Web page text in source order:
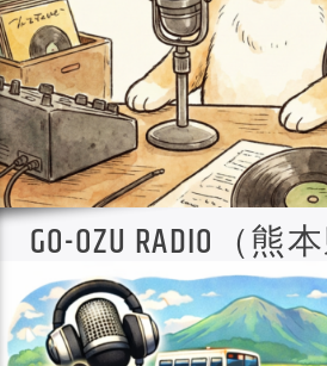
GO-OZU RADIO（熊